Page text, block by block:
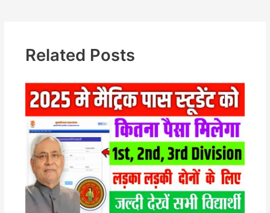
Related Posts